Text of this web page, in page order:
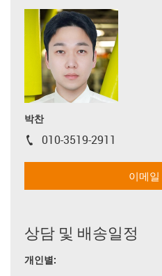
박찬
igus-icon-phone
010-3519-2911
이메
상담 및 배송일정
개인별: